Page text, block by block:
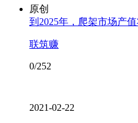
原创
到2025年，爬架市场产
联筑赚
0/252
2021-02-22